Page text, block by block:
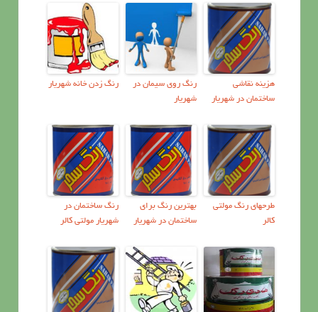
هزينه نقاشي
ساختمان در شهریار
رنگ روی سیمان در
شهریار
رنگ زدن خانه شهریار
طرحهای رنگ مولتی
کالر
بهترین رنگ برای
ساختمان در شهریار
رنگ ساختمان در
شهریار مولتی کالر